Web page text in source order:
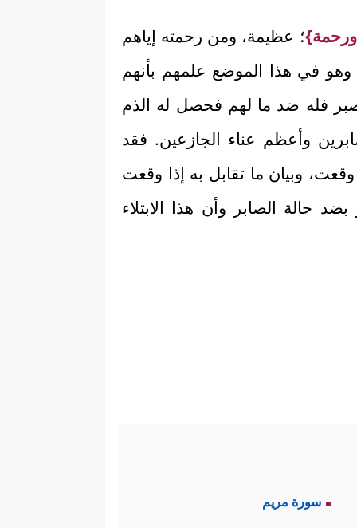
؛ عظيمة، ومن رحمته إياهم
وهو في هذا الموضع علمهم بأنهم
فله ضد ما لهم فحصل له الذم
وأعظم عناء الجازعين. فقد
وبيان ما تقابل به إذا وقعت
حالة الصابر وأن هذا الابتلاء
سورة مريم